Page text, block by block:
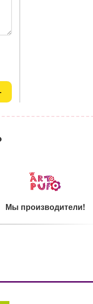
Мы производители!
на сырье